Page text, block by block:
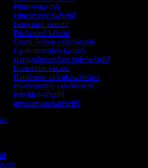
Filmszerkesztő
Fitnesz videókészítő
Fotóvideó-készítő
Főzővideó-készítő
Green Screen videókészítő
Gyakorlatvideó-készítő
Hangalámondásos videókészítő
Horrorfilm készítő
Háttérzene videókészítéshez
Házbemutató videókészítő
Hírvideó-készítő
Ingatlanvideó-készítő